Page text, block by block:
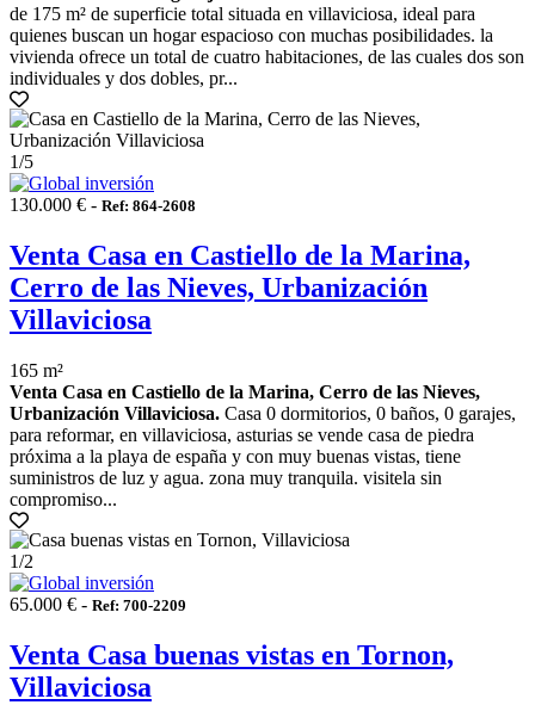
de 175 m² de superficie total situada en villaviciosa, ideal para
quienes buscan un hogar espacioso con muchas posibilidades. la
vivienda ofrece un total de cuatro habitaciones, de las cuales dos son
individuales y dos dobles, pr...
1/5
130.000 € - Ref: 864-2608
Venta Casa en Castiello de la Marina,
Cerro de las Nieves, Urbanización
Villaviciosa
165 m²
Venta Casa en Castiello de la Marina, Cerro de las Nieves,
Urbanización Villaviciosa. Casa 0 dormitorios, 0 baños, 0 garajes,
para reformar, en villaviciosa, asturias se vende casa de piedra
próxima a la playa de españa y con muy buenas vistas, tiene
suministros de luz y agua. zona muy tranquila. visitela sin
compromiso...
1/2
65.000 € - Ref: 700-2209
Venta Casa buenas vistas en Tornon,
Villaviciosa